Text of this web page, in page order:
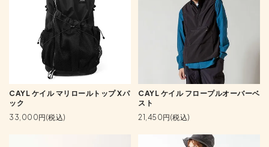
CAYL ケイル マリロールトップ Xパ
ック
33,000円(税込)
CAYL ケイル フロープルオーバーベ
スト
21,450円(税込)